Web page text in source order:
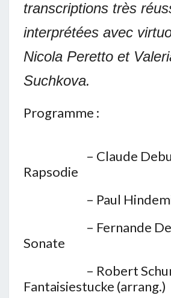
transcriptions très
interprétées avec
Nicola Peretto et
Suchkova.
Programme :
– Claude
Rapsodie
– Paul
– Fernande
Sonate
– Robert
Fantaisiestucke (arrang.)